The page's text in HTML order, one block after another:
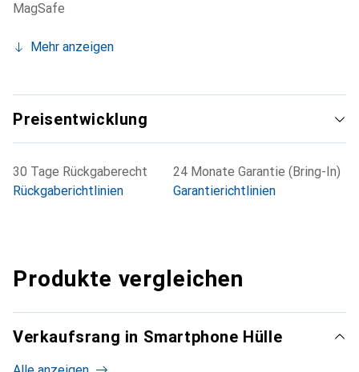
MagSafe
Mehr anzeigen
Preisentwicklung
30 Tage Rückgaberecht
Rückgaberichtlinien
24 Monate Garantie (Bring-In)
Garantierichtlinien
Produkte vergleichen
Verkaufsrang in Smartphone Hülle